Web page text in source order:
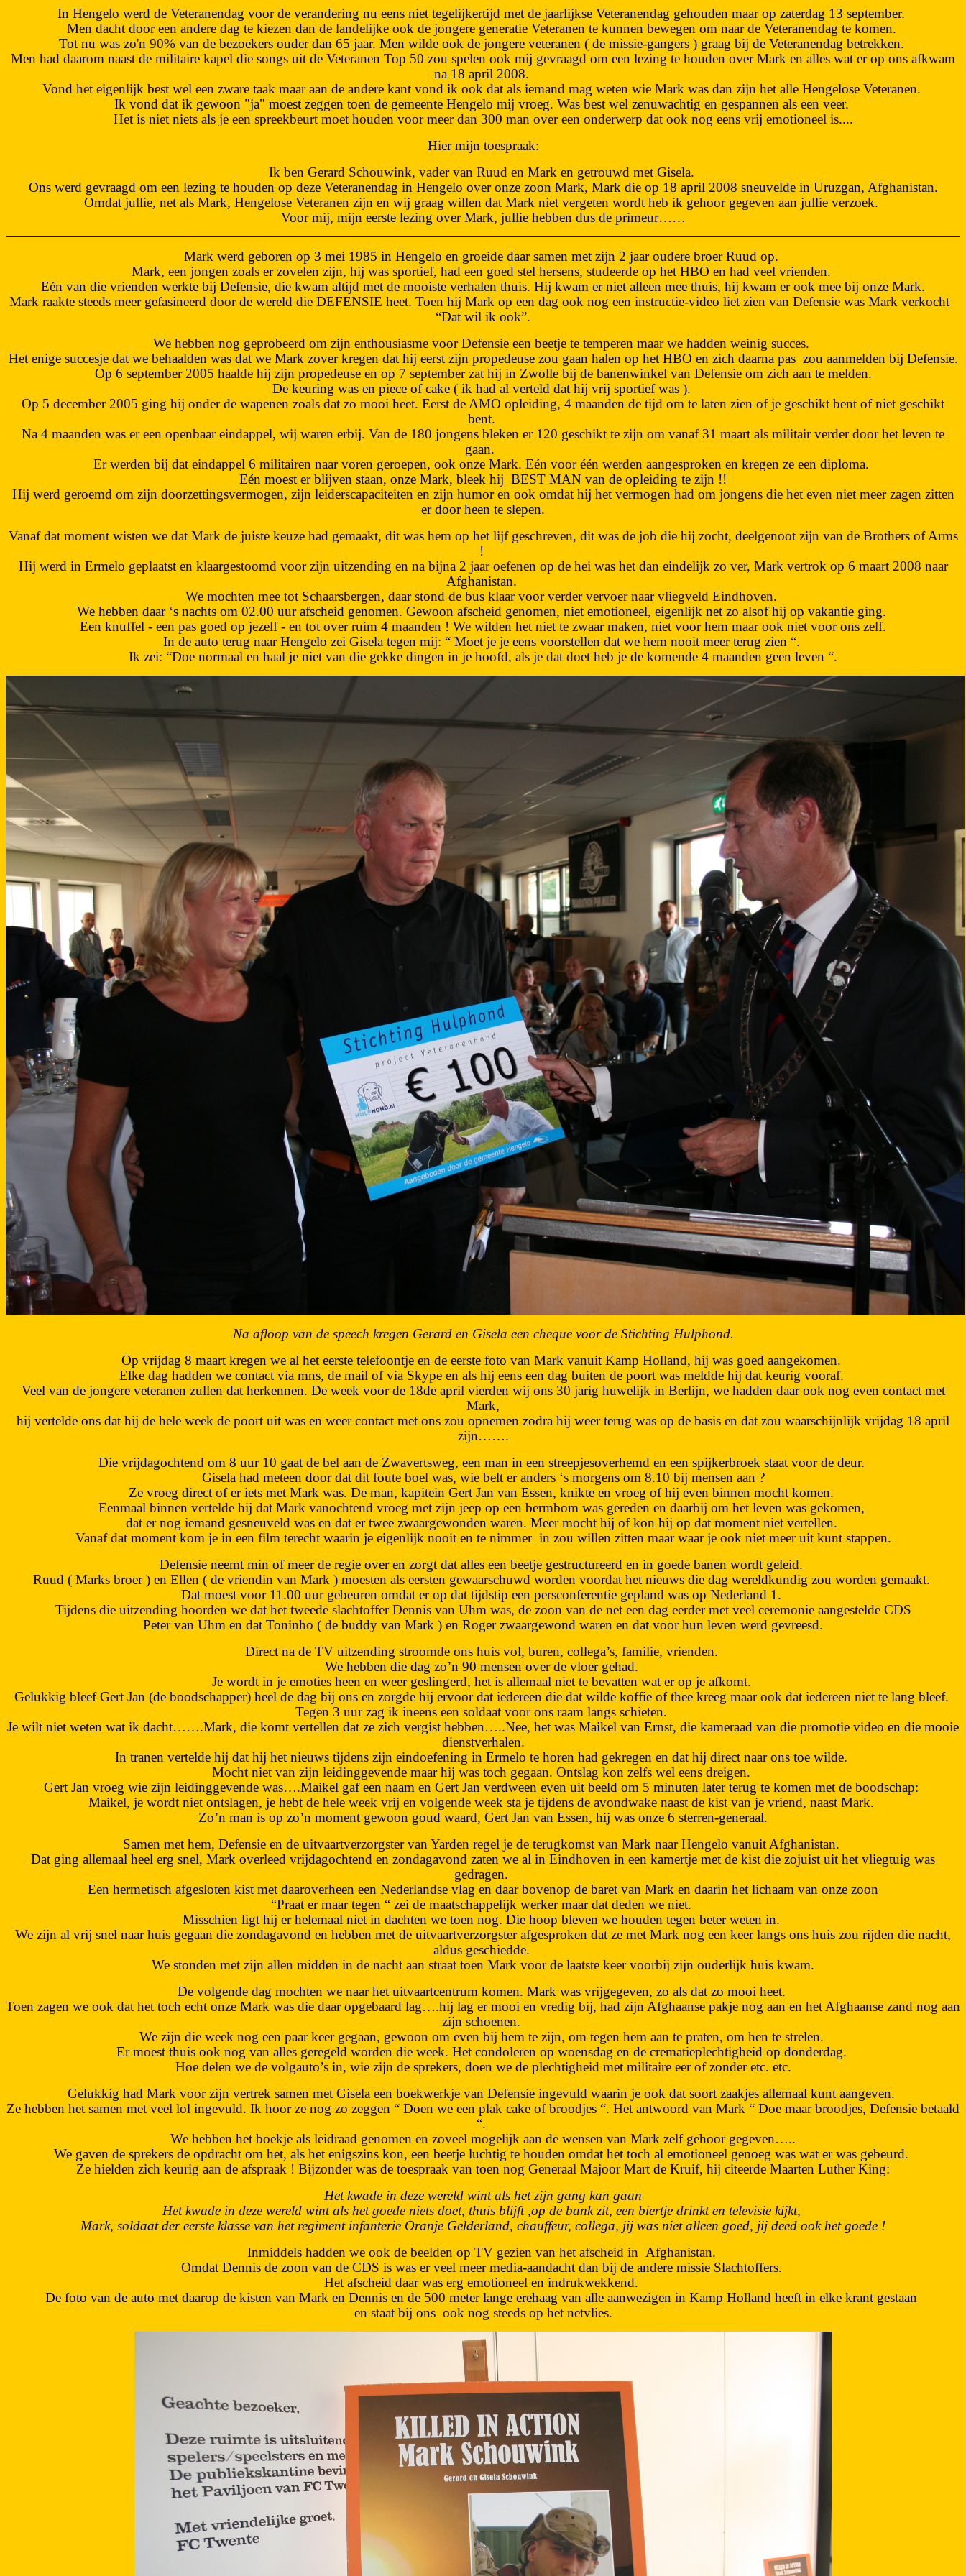
In Hengelo werd de Veteranendag voor de verandering nu eens niet tegelijkertijd met de jaarlijkse Veteranendag gehouden maar op zaterdag 13 september.
Men dacht door een andere dag te kiezen dan de landelijke ook de jongere generatie Veteranen te kunnen bewegen om naar de Veteranendag te komen.
Tot nu was zo'n 90% van de bezoekers ouder dan 65 jaar. Men wilde ook de jongere veteranen ( de missie-gangers ) graag bij de Veteranendag betrekken.
Men had daarom naast de militaire kapel die songs uit de Veteranen Top 50 zou spelen ook mij gevraagd om een lezing te houden over Mark en alles wat er op ons afkwam
na 18 april 2008.
Vond het eigenlijk best wel een zware taak maar aan de andere kant vond ik ook dat als iemand mag weten wie Mark was dan zijn het alle Hengelose Veteranen.
Ik vond dat ik gewoon "ja" moest zeggen toen de gemeente Hengelo mij vroeg. Was best wel zenuwachtig en gespannen als een veer.
Het is niet niets als je een spreekbeurt moet houden voor meer dan 300 man over een onderwerp dat ook nog eens vrij emotioneel is....
Hier mijn toespraak:
Ik ben Gerard Schouwink, vader van Ruud en Mark en getrouwd met Gisela.
Ons werd gevraagd om een lezing te houden op deze Veteranendag in Hengelo over onze zoon Mark, Mark die op 18 april 2008 sneuvelde in Uruzgan, Afghanistan.
Omdat jullie, net als Mark, Hengelose Veteranen zijn en wij graag willen dat Mark niet vergeten wordt heb ik gehoor gegeven aan jullie verzoek.
Voor mij, mijn eerste lezing over Mark, jullie hebben dus de primeur……
Mark werd geboren op 3 mei 1985 in Hengelo en groeide daar samen met zijn 2 jaar oudere broer Ruud op.
Mark, een jongen zoals er zovelen zijn, hij was sportief, had een goed stel hersens, studeerde op het HBO en had veel vrienden.
Eén van die vrienden werkte bij Defensie, die kwam altijd met de mooiste verhalen thuis. Hij kwam er niet alleen mee thuis, hij kwam er ook mee bij onze Mark.
Mark raakte steeds meer gefasineerd door de wereld die DEFENSIE heet. Toen hij Mark op een dag ook nog een instructie-video liet zien van Defensie was Mark verkocht
“Dat wil ik ook”.
We hebben nog geprobeerd om zijn enthousiasme voor Defensie een beetje te temperen maar we hadden weinig succes.
Het enige succesje dat we behaalden was dat we Mark zover kregen dat hij eerst zijn propedeuse zou gaan halen op het HBO en zich daarna pas zou aanmelden bij Defensie.
Op 6 september 2005 haalde hij zijn propedeuse en op 7 september zat hij in Zwolle bij de banenwinkel van Defensie om zich aan te melden.
De keuring was en piece of cake ( ik had al verteld dat hij vrij sportief was ).
Op 5 december 2005 ging hij onder de wapenen zoals dat zo mooi heet. Eerst de AMO opleiding, 4 maanden de tijd om te laten zien of je geschikt bent of niet geschikt
bent.
Na 4 maanden was er een openbaar eindappel, wij waren erbij. Van de 180 jongens bleken er 120 geschikt te zijn om vanaf 31 maart als militair verder door het leven te
gaan.
Er werden bij dat eindappel 6 militairen naar voren geroepen, ook onze Mark. Eén voor één werden aangesproken en kregen ze een diploma.
Eén moest er blijven staan, onze Mark, bleek hij BEST MAN van de opleiding te zijn !!
Hij werd geroemd om zijn doorzettingsvermogen, zijn leiderscapaciteiten en zijn humor en ook omdat hij het vermogen had om jongens die het even niet meer zagen zitten
er door heen te slepen.
Vanaf dat moment wisten we dat Mark de juiste keuze had gemaakt, dit was hem op het lijf geschreven, dit was de job die hij zocht, deelgenoot zijn van de Brothers of Arms
!
Hij werd in Ermelo geplaatst en klaargestoomd voor zijn uitzending en na bijna 2 jaar oefenen op de hei was het dan eindelijk zo ver, Mark vertrok op 6 maart 2008 naar
Afghanistan.
We mochten mee tot Schaarsbergen, daar stond de bus klaar voor verder vervoer naar vliegveld Eindhoven.
We hebben daar ‘s nachts om 02.00 uur afscheid genomen. Gewoon afscheid genomen, niet emotioneel, eigenlijk net zo alsof hij op vakantie ging.
Een knuffel - een pas goed op jezelf - en tot over ruim 4 maanden ! We wilden het niet te zwaar maken, niet voor hem maar ook niet voor ons zelf.
In de auto terug naar Hengelo zei Gisela tegen mij: “ Moet je je eens voorstellen dat we hem nooit meer terug zien “.
Ik zei: “Doe normaal en haal je niet van die gekke dingen in je hoofd, als je dat doet heb je de komende 4 maanden geen leven “.
Na afloop van de speech kregen Gerard en Gisela een cheque voor de Stichting Hulphond.
Op vrijdag 8 maart kregen we al het eerste telefoontje en de eerste foto van Mark vanuit Kamp Holland, hij was goed aangekomen.
Elke dag hadden we contact via mns, de mail of via Skype en als hij eens een dag buiten de poort was meldde hij dat keurig vooraf.
Veel van de jongere veteranen zullen dat herkennen. De week voor de 18de april vierden wij ons 30 jarig huwelijk in Berlijn, we hadden daar ook nog even contact met
Mark,
hij vertelde ons dat hij de hele week de poort uit was en weer contact met ons zou opnemen zodra hij weer terug was op de basis en dat zou waarschijnlijk vrijdag 18 april
zijn…….
Die vrijdagochtend om 8 uur 10 gaat de bel aan de Zwavertsweg, een man in een streepjesoverhemd en een spijkerbroek staat voor de deur.
Gisela had meteen door dat dit foute boel was, wie belt er anders ‘s morgens om 8.10 bij mensen aan ?
Ze vroeg direct of er iets met Mark was. De man, kapitein Gert Jan van Essen, knikte en vroeg of hij even binnen mocht komen.
Eenmaal binnen vertelde hij dat Mark vanochtend vroeg met zijn jeep op een bermbom was gereden en daarbij om het leven was gekomen,
dat er nog iemand gesneuveld was en dat er twee zwaargewonden waren. Meer mocht hij of kon hij op dat moment niet vertellen.
Vanaf dat moment kom je in een film terecht waarin je eigenlijk nooit en te nimmer in zou willen zitten maar waar je ook niet meer uit kunt stappen.
Defensie neemt min of meer de regie over en zorgt dat alles een beetje gestructureerd en in goede banen wordt geleid.
Ruud ( Marks broer ) en Ellen ( de vriendin van Mark ) moesten als eersten gewaarschuwd worden voordat het nieuws die dag wereldkundig zou worden gemaakt.
Dat moest voor 11.00 uur gebeuren omdat er op dat tijdstip een persconferentie gepland was op Nederland 1.
Tijdens die uitzending hoorden we dat het tweede slachtoffer Dennis van Uhm was, de zoon van de net een dag eerder met veel ceremonie aangestelde CDS
Peter van Uhm en dat Toninho ( de buddy van Mark ) en Roger zwaargewond waren en dat voor hun leven werd gevreesd.
Direct na de TV uitzending stroomde ons huis vol, buren, collega’s, familie, vrienden.
We hebben die dag zo’n 90 mensen over de vloer gehad.
Je wordt in je emoties heen en weer geslingerd, het is allemaal niet te bevatten wat er op je afkomt.
Gelukkig bleef Gert Jan (de boodschapper) heel de dag bij ons en zorgde hij ervoor dat iedereen die dat wilde koffie of thee kreeg maar ook dat iedereen niet te lang bleef.
Tegen 3 uur zag ik ineens een soldaat voor ons raam langs schieten.
Je wilt niet weten wat ik dacht…….Mark, die komt vertellen dat ze zich vergist hebben…..Nee, het was Maikel van Ernst, die kameraad van die promotie video en die mooie
dienstverhalen.
In tranen vertelde hij dat hij het nieuws tijdens zijn eindoefening in Ermelo te horen had gekregen en dat hij direct naar ons toe wilde.
Mocht niet van zijn leidinggevende maar hij was toch gegaan. Ontslag kon zelfs wel eens dreigen.
Gert Jan vroeg wie zijn leidinggevende was….Maikel gaf een naam en Gert Jan verdween even uit beeld om 5 minuten later terug te komen met de boodschap:
Maikel, je wordt niet ontslagen, je hebt de hele week vrij en volgende week sta je tijdens de avondwake naast de kist van je vriend, naast Mark.
Zo’n man is op zo’n moment gewoon goud waard, Gert Jan van Essen, hij was onze 6 sterren-generaal.
Samen met hem, Defensie en de uitvaartverzorgster van Yarden regel je de terugkomst van Mark naar Hengelo vanuit Afghanistan.
Dat ging allemaal heel erg snel, Mark overleed vrijdagochtend en zondagavond zaten we al in Eindhoven in een kamertje met de kist die zojuist uit het vliegtuig was
gedragen.
Een hermetisch afgesloten kist met daaroverheen een Nederlandse vlag en daar bovenop de baret van Mark en daarin het lichaam van onze zoon
“Praat er maar tegen “ zei de maatschappelijk werker maar dat deden we niet.
Misschien ligt hij er helemaal niet in dachten we toen nog. Die hoop bleven we houden tegen beter weten in.
We zijn al vrij snel naar huis gegaan die zondagavond en hebben met de uitvaartverzorgster afgesproken dat ze met Mark nog een keer langs ons huis zou rijden die nacht,
aldus geschiedde.
We stonden met zijn allen midden in de nacht aan straat toen Mark voor de laatste keer voorbij zijn ouderlijk huis kwam.
De volgende dag mochten we naar het uitvaartcentrum komen. Mark was vrijgegeven, zo als dat zo mooi heet.
Toen zagen we ook dat het toch echt onze Mark was die daar opgebaard lag….hij lag er mooi en vredig bij, had zijn Afghaanse pakje nog aan en het Afghaanse zand nog aan
zijn schoenen.
We zijn die week nog een paar keer gegaan, gewoon om even bij hem te zijn, om tegen hem aan te praten, om hen te strelen.
Er moest thuis ook nog van alles geregeld worden die week. Het condoleren op woensdag en de crematieplechtigheid op donderdag.
Hoe delen we de volgauto’s in, wie zijn de sprekers, doen we de plechtigheid met militaire eer of zonder etc. etc.
Gelukkig had Mark voor zijn vertrek samen met Gisela een boekwerkje van Defensie ingevuld waarin je ook dat soort zaakjes allemaal kunt aangeven.
Ze hebben het samen met veel lol ingevuld. Ik hoor ze nog zo zeggen “ Doen we een plak cake of broodjes “. Het antwoord van Mark “ Doe maar broodjes, Defensie betaald
“.
We hebben het boekje als leidraad genomen en zoveel mogelijk aan de wensen van Mark zelf gehoor gegeven…..
We gaven de sprekers de opdracht om het, als het enigszins kon, een beetje luchtig te houden omdat het toch al emotioneel genoeg was wat er was gebeurd.
Ze hielden zich keurig aan de afspraak ! Bijzonder was de toespraak van toen nog Generaal Majoor Mart de Kruif, hij citeerde Maarten Luther King:
Het kwade in deze wereld wint als het zijn gang kan gaan
Het kwade in deze wereld wint als het goede niets doet, thuis blijft ,op de bank zit, een biertje drinkt en televisie kijkt,
Mark, soldaat der eerste klasse van het regiment infanterie Oranje Gelderland, chauffeur, collega, jij was niet alleen goed, jij deed ook het goede !
Inmiddels hadden we ook de beelden op TV gezien van het afscheid in Afghanistan.
Omdat Dennis de zoon van de CDS is was er veel meer media-aandacht dan bij de andere missie Slachtoffers.
Het afscheid daar was erg emotioneel en indrukwekkend.
De foto van de auto met daarop de kisten van Mark en Dennis en de 500 meter lange erehaag van alle aanwezigen in Kamp Holland heeft in elke krant gestaan
en staat bij ons ook nog steeds op het netvlies.